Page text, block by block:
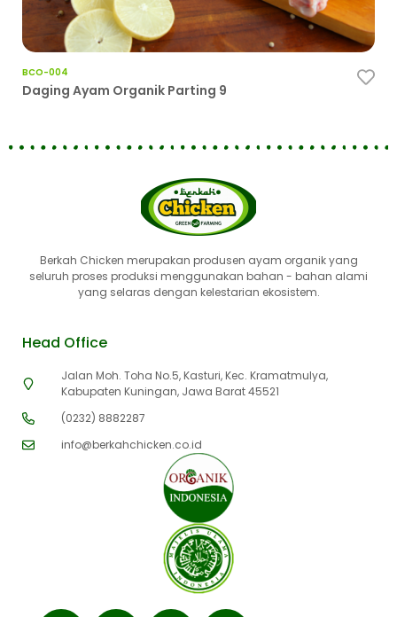
BCO-004
Daging Ayam Organik Parting 9
Berkah Chicken merupakan produsen ayam organik yang
seluruh proses produksi menggunakan bahan - bahan alami
yang selaras dengan kelestarian ekosistem.
Head Office
Jalan Moh. Toha No.5, Kasturi, Kec. Kramatmulya,
Kabupaten Kuningan, Jawa Barat 45521
(0232) 8882287
info@berkahchicken.co.id